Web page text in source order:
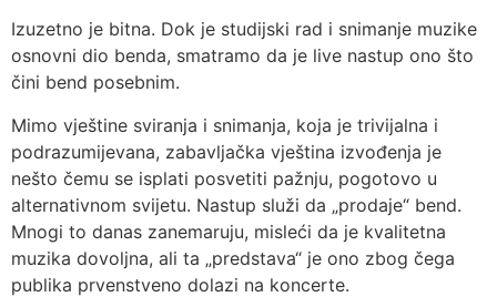
Izuzetno je bitna. Dok je studijski rad i snimanje muzike
osnovni dio benda, smatramo da je live nastup ono što
čini bend posebnim.
Mimo vještine sviranja i snimanja, koja je trivijalna i
podrazumijevana, zabavljačka vještina izvođenja je
nešto čemu se isplati posvetiti pažnju, pogotovo u
alternativnom svijetu. Nastup služi da „prodaje“ bend.
Mnogi to danas zanemaruju, misleći da je kvalitetna
muzika dovoljna, ali ta „predstava“ je ono zbog čega
publika prvenstveno dolazi na koncerte.